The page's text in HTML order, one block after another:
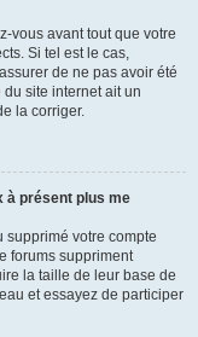
vous avant tout que votre
Si tel est le cas,
de ne pas avoir été
site internet ait un
la corriger.
à présent plus me
supprimé votre compte
forums suppriment
la taille de leur base de
et essayez de participer